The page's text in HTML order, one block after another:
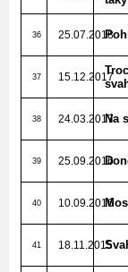
36 25.07.2018
37 15.12.2017
38 24.03.2017Na
39 25.09.2016
40 10.09.2016
41 18.11.2015